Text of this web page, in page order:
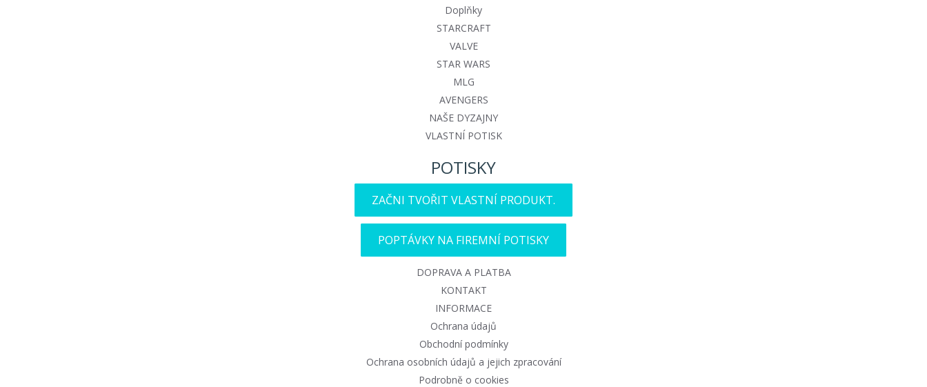
Doplňky
STARCRAFT
VALVE
STAR WARS
MLG
AVENGERS
NAŠE DYZAJNY
VLASTNÍ POTISK
POTISKY
ZAČNI TVOŘIT VLASTNÍ PRODUKT.
POPTÁVKY NA FIREMNÍ POTISKY
DOPRAVA A PLATBA
KONTAKT
INFORMACE
Ochrana údajů
Obchodní podmínky
Ochrana osobních údajů a jejich zpracování
Podrobně o cookies